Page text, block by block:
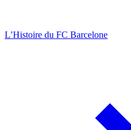
L’Histoire du FC Barcelone